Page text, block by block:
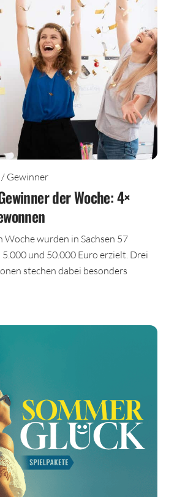
/ Gewinner
der Woche: 4×
Woche wurden in Sachsen 57
und 50.000 Euro erzielt. Drei
stechen dabei besonders